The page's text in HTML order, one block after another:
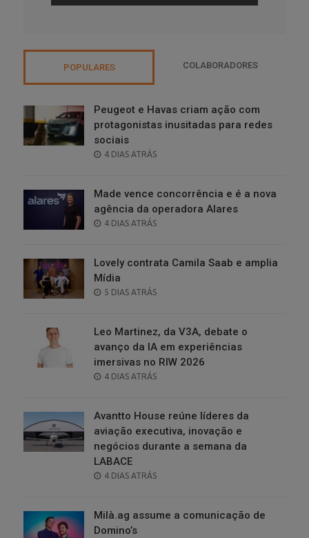
POPULARES COLABORADORES
Peugeot e Havas criam ação com
protagonistas inusitadas para redes
sociais
POSTED
4 DIAS ATRÁS
Made vence concorrência e é a nova
agência da operadora Alares
POSTED
4 DIAS ATRÁS
Lovely contrata Camila Saab e amplia
Mídia
POSTED
5 DIAS ATRÁS
Leo Martinez, da V3A, debate o
avanço da IA em experiências
imersivas no RIW 2026
POSTED
4 DIAS ATRÁS
Avantto House reúne líderes da
aviação executiva, inovação e
negócios durante a semana da
LABACE
POSTED
4 DIAS ATRÁS
Milà.ag assume a comunicação de
Domino’s